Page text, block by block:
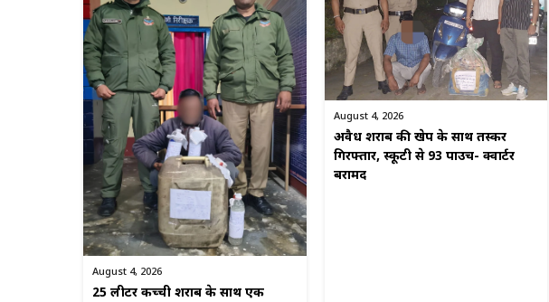
August 4, 2026
25 लीटर कच्ची शराब के साथ एक
August 4, 2026
अवैध शराब की खेप के साथ तस्कर
गिरफ्तार, स्कूटी से 93 पाउच- क्वार्टर
बरामद